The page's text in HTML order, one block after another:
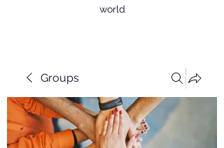
world
Groups